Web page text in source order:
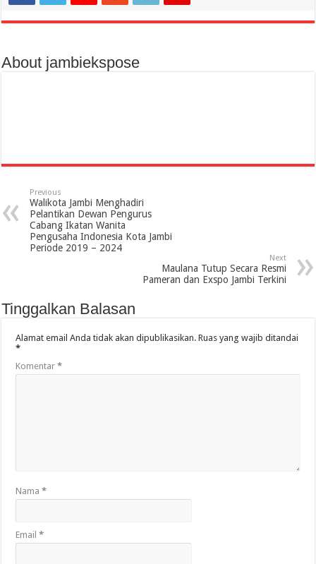
About jambiekspose
Previous
Walikota Jambi Menghadiri
Pelantikan Dewan Pengurus
Cabang Ikatan Wanita
Pengusaha Indonesia Kota Jambi
Periode 2019 – 2024
Next
Maulana Tutup Secara Resmi
Pameran dan Exspo Jambi Terkini
Tinggalkan Balasan
Alamat email Anda tidak akan dipublikasikan. Ruas yang wajib ditandai
*
Komentar*
Nama*
Email*